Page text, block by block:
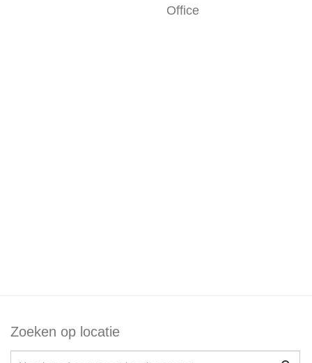
Office
Zoeken op locatie